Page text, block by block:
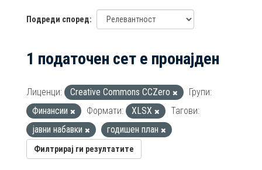
Подреди според
1 податочен сет е пронајден
Лиценци: Creative Commons CCZero
Групи:
Финансии
Формати: XLSX
Тагови:
јавни набавки
годишен план
Филтрирај ги резултатите